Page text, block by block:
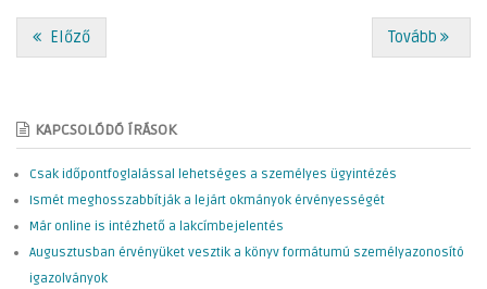
Előző Tovább
KAPCSOLÓDÓ ÍRÁSOK
Csak időpontfoglalással lehetséges a személyes ügyintézés
Ismét meghosszabbítják a lejárt okmányok érvényességét
Már online is intézhető a lakcímbejelentés
Augusztusban érvényüket vesztik a könyv formátumú személyazonosító
igazolványok